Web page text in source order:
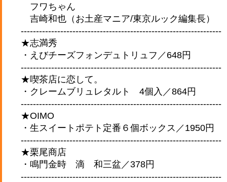
フワちゃん
吉崎和也（お土産マニア/東京ルック編集長）
------------------------------------------------------------------
★志満秀
・えびチーズフォンデュトリュフ／648円
------------------------------------------------------------------
★喫茶店に恋して。
・クレームブリュレタルト 4個入／864円
------------------------------------------------------------------
★OIMO
・生スイートポテト定番６個ボックス／1950円
------------------------------------------------------------------
★栗尾商店
・鳴門金時 滴 和三盆／378円
------------------------------------------------------------------